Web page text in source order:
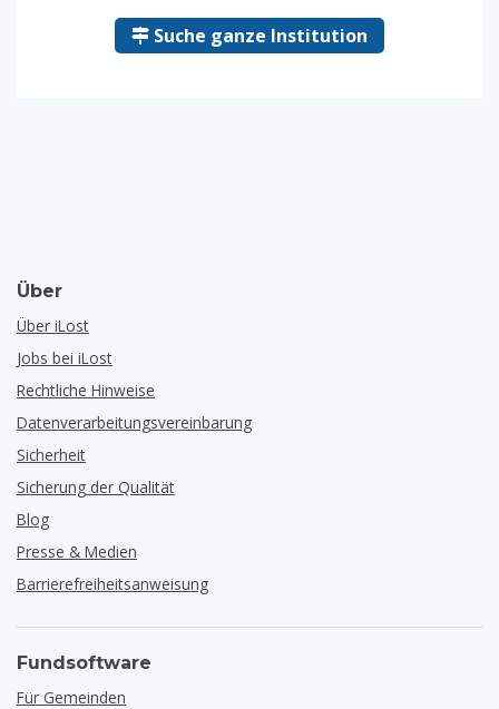
Suche ganze Institution
Über
Über iLost
Jobs bei iLost
Rechtliche Hinweise
Datenverarbeitungsvereinbarung
Sicherheit
Sicherung der Qualität
Blog
Presse & Medien
Barrierefreiheitsanweisung
Fundsoftware
Für Gemeinden